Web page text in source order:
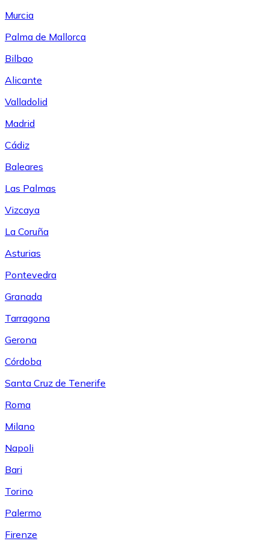
Murcia
Palma de Mallorca
Bilbao
Alicante
Valladolid
Madrid
Cádiz
Baleares
Las Palmas
Vizcaya
La Coruña
Asturias
Pontevedra
Granada
Tarragona
Gerona
Córdoba
Santa Cruz de Tenerife
Roma
Milano
Napoli
Bari
Torino
Palermo
Firenze